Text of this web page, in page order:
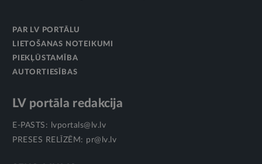
PAR LV PORTĀLU
LIETOŠANAS NOTEIKUMI
PIEKĻŪSTAMĪBA
AUTORTIESĪBAS
LV portāla redakcija
E-PASTS:
lvportals@lv.lv
PRESES RELĪZĒM: pr@lv.lv